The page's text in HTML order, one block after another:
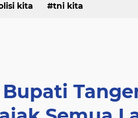
kita tni kita